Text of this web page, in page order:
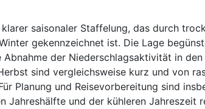
saisonaler Staffelung, das durch
gekennzeichnet ist. Die Lage
der Niederschlagsaktivität in den
sind vergleichsweise kurz und von
Planung und Reisevorbereitung sind
Jahreshälfte und der kühleren Jahreszeit